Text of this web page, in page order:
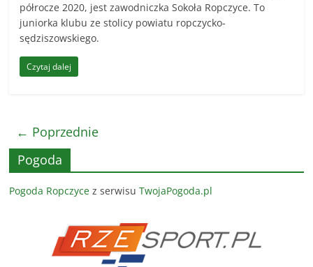
półrocze 2020, jest zawodniczka Sokoła Ropczyce. To
juniorka klubu ze stolicy powiatu ropczycko-
sędziszowskiego.
Czytaj dalej
← Poprzednie
Pogoda
Pogoda Ropczyce z serwisu TwojaPogoda.pl